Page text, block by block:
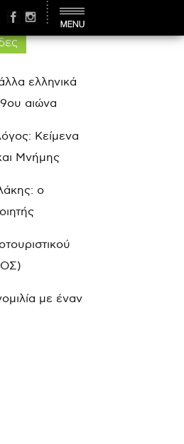
ελληνικά
αιώνα
Κείμενα
Μνήμης
ο
με έναν